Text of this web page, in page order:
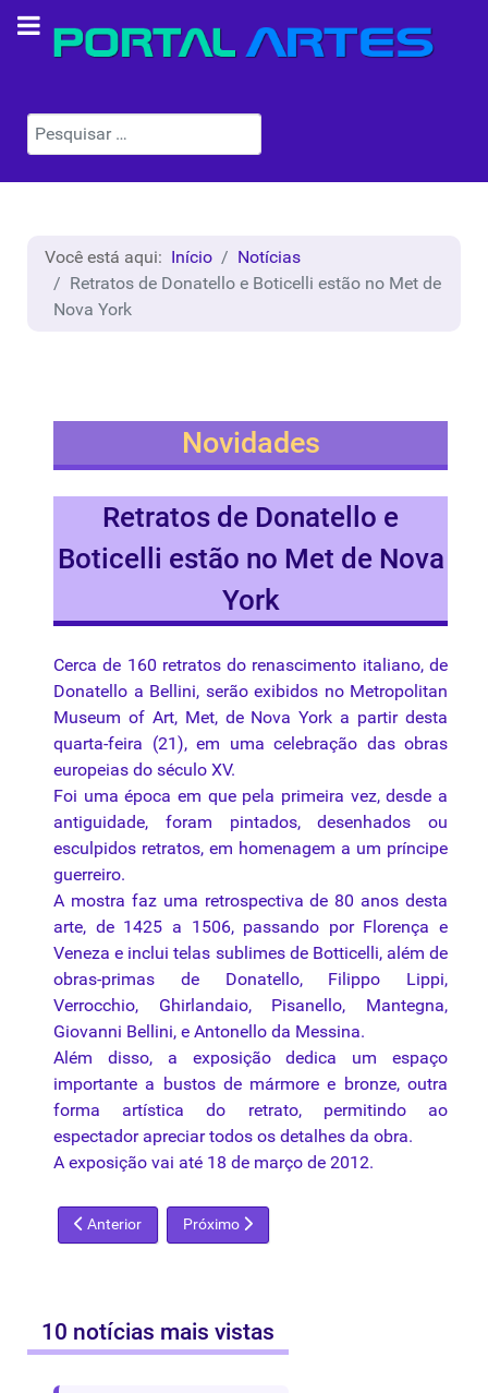
Pesquisar
Você está aqui: Início
Notícias
Retratos de Donatello e Boticelli estão no Met de
Nova York
Novidades
Retratos de Donatello e
Boticelli estão no Met de Nova
York
Cerca de 160 retratos do renascimento italiano, de
Donatello a Bellini, serão exibidos no Metropolitan
Museum of Art, Met, de Nova York a partir desta
quarta-feira (21), em uma celebração das obras
europeias do século XV.
Foi uma época em que pela primeira vez, desde a
antiguidade, foram pintados, desenhados ou
esculpidos retratos, em homenagem a um príncipe
guerreiro.
A mostra faz uma retrospectiva de 80 anos desta
arte, de 1425 a 1506, passando por Florença e
Veneza e incluitelas sublimes de Botticelli, além de
obras-primas de Donatello, Filippo Lippi,
Verrocchio, Ghirlandaio, Pisanello, Mantegna,
Giovanni Bellini, e Antonello da Messina.
Além disso, a exposição dedica um espaço
importante a bustos de mármore e bronze, outra
forma artística do retrato, permitindo ao
espectador apreciar todos os detalhes da obra.
A exposição vai até 18 de março de 2012.
Artigo anterior: MAM-BA traz recorte da produção de
Anterior Próximo artigo: Museus abrem com horários
Próximo
10 notícias mais vistas